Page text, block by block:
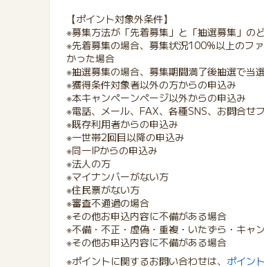
【ポイント対象外条件】
※募集方法が「先着募集」と「抽選募集」の
※先着募集の場合、募集状況100%以上のフ
かった場合
※抽選募集の場合、募集期間満了後抽選で当
※獲得条件対象者以外の方からの申込み
※本キャンペーンページ以外からの申込み
※電話、メール、FAX、各種SNS、お問合せ
※既存利用者からの申込み
※一世帯2回目以降の申込み
※同一IPからの申込み
※法人の方
※マイナンバーがない方
※住民票がない方
※審査不通過の場合
※その他お申込内容に不備がある場合
※不備・不正・虚偽・重複・いたずら・キャ
※その他お申込内容に不備がある場合
※ポイントに関するお問い合わせは、 ポイン